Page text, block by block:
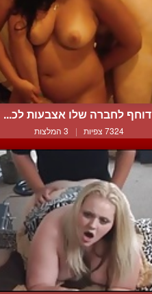
דוחף לחברה שלו אצבעות לכ...
7324 צפיות | 3 המלצות